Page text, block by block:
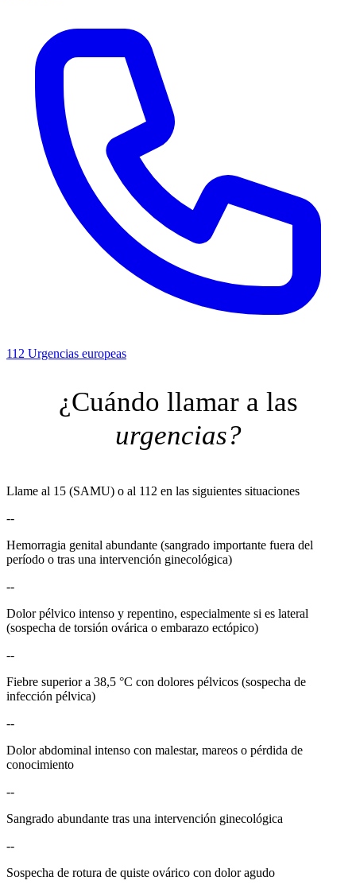
112 Urgencias europeas
¿Cuándo llamar a las
urgencias?
Llame al 15 (SAMU) o al 112 en las siguientes situaciones
--
Hemorragia genital abundante (sangrado importante fuera del
período o tras una intervención ginecológica)
--
Dolor pélvico intenso y repentino, especialmente si es lateral
(sospecha de torsión ovárica o embarazo ectópico)
--
Fiebre superior a 38,5 °C con dolores pélvicos (sospecha de
infección pélvica)
--
Dolor abdominal intenso con malestar, mareos o pérdida de
conocimiento
--
Sangrado abundante tras una intervención ginecológica
--
Sospecha de rotura de quiste ovárico con dolor agudo